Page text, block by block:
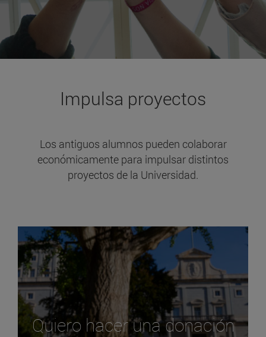
Impulsa proyectos
Los antiguos alumnos pueden colaborar
económicamente para impulsar distintos
proyectos de la Universidad.
Quiero hacer una donación